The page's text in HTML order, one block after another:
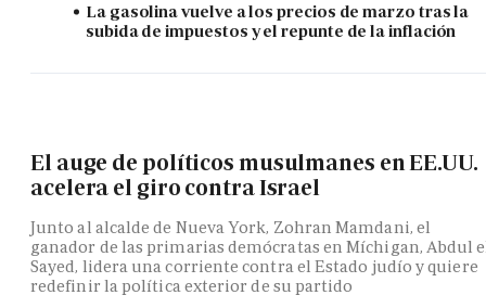
La gasolina vuelve a los precios de marzo tras la
subida de impuestos y el repunte de la inflación
El auge de políticos musulmanes en EE.UU.
acelera el giro contra Israel
Junto al alcalde de Nueva York, Zohran Mamdani, el
ganador de las primarias demócratas en Míchigan, Abdul
Sayed, lidera una corriente contra el Estado judío y quiere
redefinir la política exterior de su partido